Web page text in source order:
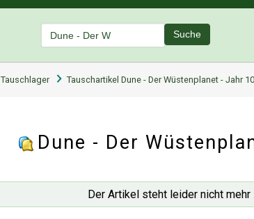
Suche
Tauschlager Tauschartikel Dune - Der Wüstenplanet - Jahr
Dune - Der
Der Artikel steht leider nicht mehr